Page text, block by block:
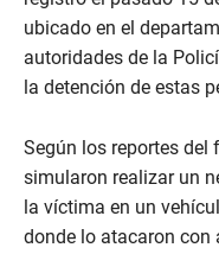
ubicado en el
autoridades de la
la detención de estas
Según los reportes del
simularon realizar un
la víctima en un
donde lo atacaron con